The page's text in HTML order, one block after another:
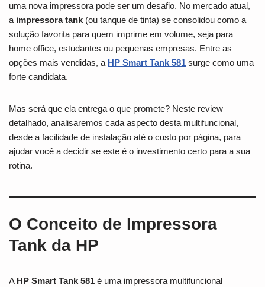
uma nova impressora pode ser um desafio. No mercado atual,
a impressora tank (ou tanque de tinta) se consolidou como a
solução favorita para quem imprime em volume, seja para
home office, estudantes ou pequenas empresas. Entre as
opções mais vendidas, a HP Smart Tank 581 surge como uma
forte candidata.
Mas será que ela entrega o que promete? Neste review
detalhado, analisaremos cada aspecto desta multifuncional,
desde a facilidade de instalação até o custo por página, para
ajudar você a decidir se este é o investimento certo para a sua
rotina.
O Conceito de Impressora
Tank da HP
A HP Smart Tank 581 é uma impressora multifuncional